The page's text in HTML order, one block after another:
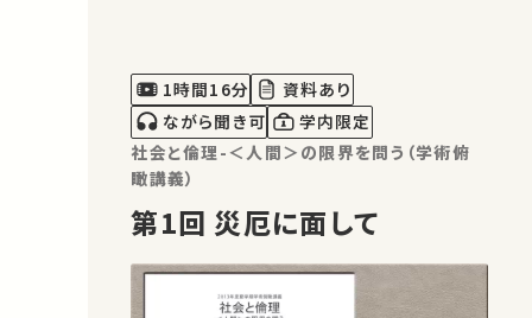
1時間16分
資料あり
ながら聞き可
学内限定
社会と倫理-＜人間＞の限界を問う（学術俯
瞰講義）
第1回 災厄に面して